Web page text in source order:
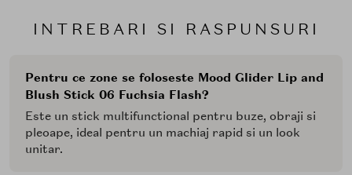
INTREBARI SI RASPUNSURI
Pentru ce zone se foloseste Mood Glider Lip and
Blush Stick 06 Fuchsia Flash?
Este un stick multifunctional pentru buze, obraji si
pleoape, ideal pentru un machiaj rapid si un look
unitar.